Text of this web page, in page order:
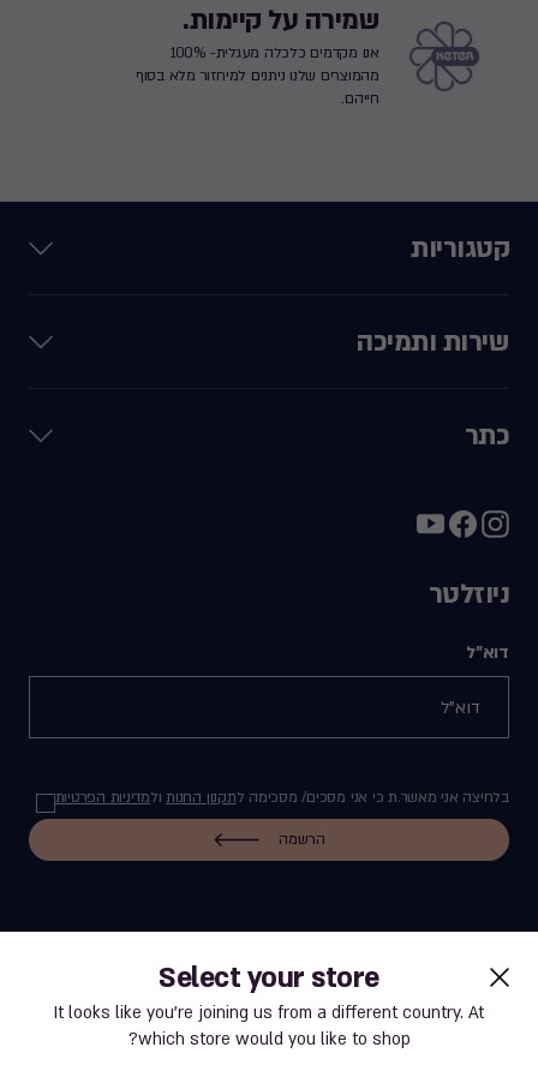
Select your store
It looks like you’re joining us from a different country. At
which store would you like to shop?
שמירה על קיימות.
אנו מקדמים כלכלה מעגלית- 100%
מהמוצרים שלנו ניתנים למיחזור מלא בסוף
חייהם.
קטגוריות
שירות ותמיכה
כתר
ניוזלטר
דוא"ל
בלחיצה אני מאשר.ת כי אני מסכים/ מסכימה לתקנון החנותולמדיניות הפרטיות
הרשמה
label.payment